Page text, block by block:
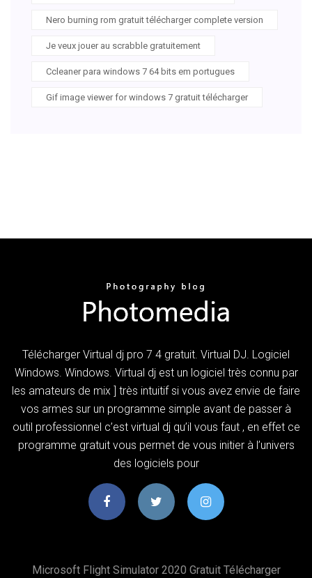
Nero burning rom gratuit télécharger complete version
Je veux jouer au scrabble gratuitement
Ccleaner para windows 7 64 bits em portugues
Gif image viewer for windows 7 gratuit télécharger
Télécharger Virtual dj pro 7 4 gratuit. Virtual DJ. Logiciel
Windows. Windows. Virtual dj est un logiciel très connu par
les amateurs de mix ] très intuitif si vous avez envie de faire
vos armes sur un programme simple avant de passer à
outil professionnel c’est virtual dj qu’il vous faut , en effet ce
programme gratuit vous permet de vous initier à l’univers
des logiciels pour
Microsoft Flight Simulator 2020 Gratuit Télécharger